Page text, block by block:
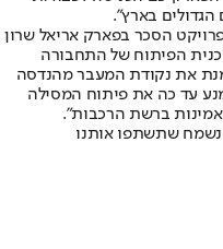
בארץ״.
הסכר בפארק אריאל שרון
הפיתוח של התחבורה
את נקודת המעבר מהנדסה
עד כה את פיתוח המסילה
ברשת הרכבות".
שתשתפו אותנו